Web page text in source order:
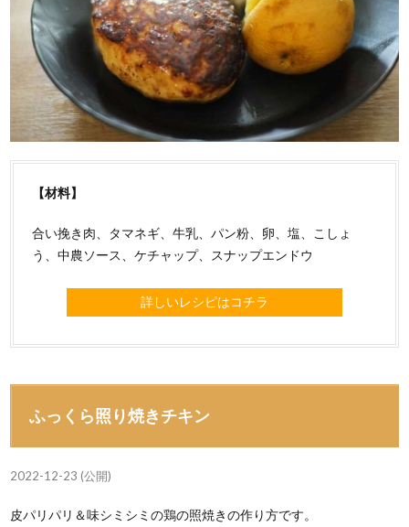
【材料】
合い挽き肉、タマネギ、牛乳、パン粉、卵、塩、こしょ
う、中農ソース、ケチャップ、スナップエンドウ
詳しいレシピはコチラ
ふっくら照り焼きチキン
2022-12-23 (公開)
皮パリパリ＆味シミシミの鶏の照焼きの作り方です。